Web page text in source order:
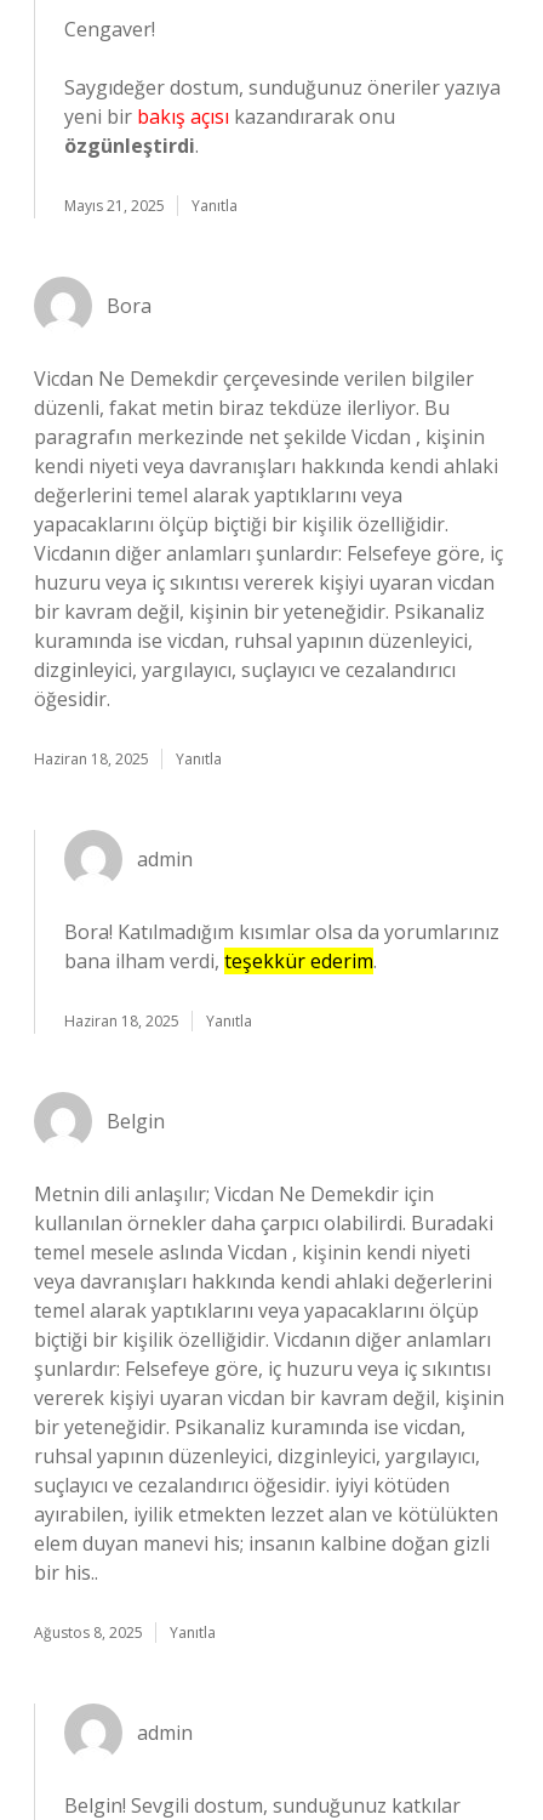
Cengaver!
Saygıdeğer dostum, sunduğunuz öneriler yazıya
yeni bir bakış açısı kazandırarak onu
özgünleştirdi.
Mayıs 21, 2025 Yanıtla
Bora
Vicdan Ne Demekdir çerçevesinde verilen bilgiler
düzenli, fakat metin biraz tekdüze ilerliyor. Bu
paragrafın merkezinde net şekilde Vicdan , kişinin
kendi niyeti veya davranışları hakkında kendi ahlaki
değerlerini temel alarak yaptıklarını veya
yapacaklarını ölçüp biçtiği bir kişilik özelliğidir.
Vicdanın diğer anlamları şunlardır: Felsefeye göre, iç
huzuru veya iç sıkıntısı vererek kişiyi uyaran vicdan
bir kavram değil, kişinin bir yeteneğidir. Psikanaliz
kuramında ise vicdan, ruhsal yapının düzenleyici,
dizginleyici, yargılayıcı, suçlayıcı ve cezalandırıcı
öğesidir.
Haziran 18, 2025 Yanıtla
admin
Bora! Katılmadığım kısımlar olsa da yorumlarınız
bana ilham verdi, teşekkür ederim.
Haziran 18, 2025 Yanıtla
Belgin
Metnin dili anlaşılır; Vicdan Ne Demekdir için
kullanılan örnekler daha çarpıcı olabilirdi. Buradaki
temel mesele aslında Vicdan , kişinin kendi niyeti
veya davranışları hakkında kendi ahlaki değerlerini
temel alarak yaptıklarını veya yapacaklarını ölçüp
biçtiği bir kişilik özelliğidir. Vicdanın diğer anlamları
şunlardır: Felsefeye göre, iç huzuru veya iç sıkıntısı
vererek kişiyi uyaran vicdan bir kavram değil, kişinin
bir yeteneğidir. Psikanaliz kuramında ise vicdan,
ruhsal yapının düzenleyici, dizginleyici, yargılayıcı,
suçlayıcı ve cezalandırıcı öğesidir. iyiyi kötüden
ayırabilen, iyilik etmekten lezzet alan ve kötülükten
elem duyan manevi his; insanın kalbine doğan gizli
bir his..
Ağustos 8, 2025 Yanıtla
admin
Belgin! Sevgili dostum, sunduğunuz katkılar